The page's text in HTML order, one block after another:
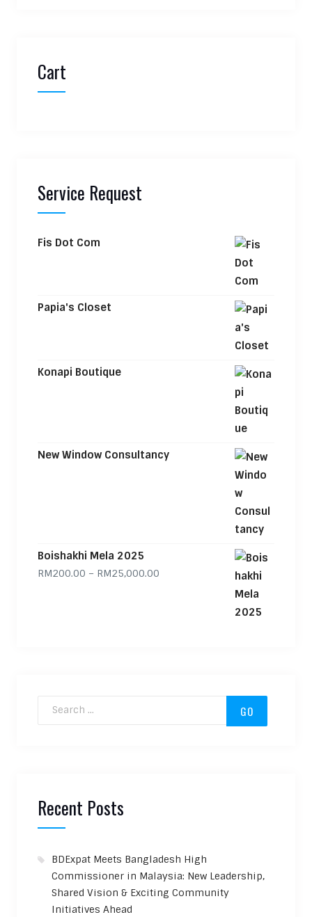
Cart
Service Request
Fis Dot Com
Papia's Closet
Konapi Boutique
New Window Consultancy
Boishakhi Mela 2025
RM200.00 – RM25,000.00Price range: RM200.00 through
Recent Posts
BDExpat Meets Bangladesh High
Commissioner in Malaysia: New Leadership,
Shared Vision & Exciting Community
Initiatives Ahead